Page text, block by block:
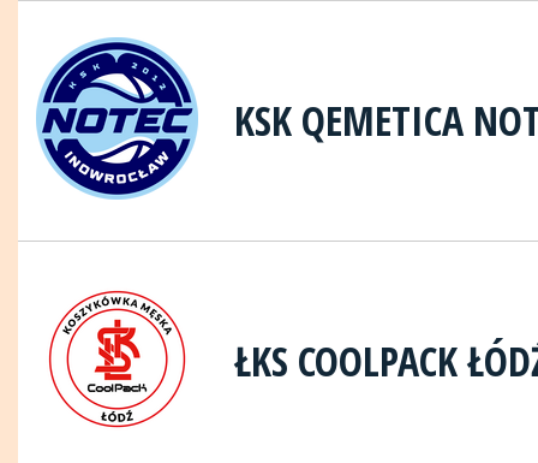
KSK QEMETICA
ŁKS COOLPACK